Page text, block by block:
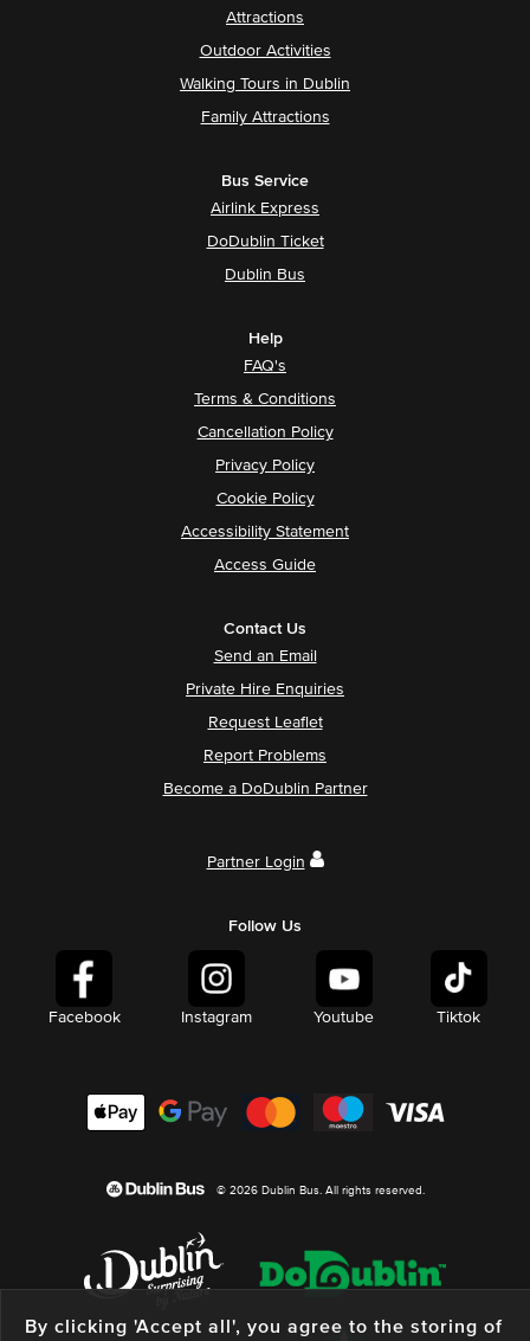
Attractions
Outdoor Activities
Walking Tours in Dublin
Family Attractions
Bus Service
Airlink Express
DoDublin Ticket
Dublin Bus
Help
FAQ's
Terms & Conditions
Cancellation Policy
Privacy Policy
Cookie Policy
Accessibility Statement
Access Guide
Contact Us
Send an Email
Private Hire Enquiries
Request Leaflet
Report Problems
Become a DoDublin Partner
Partner Login
Follow Us
Facebook Instagram Youtube Tiktok
© 2026 Dublin Bus. All rights reserved.
By clicking 'Accept all', you agree to the storing of